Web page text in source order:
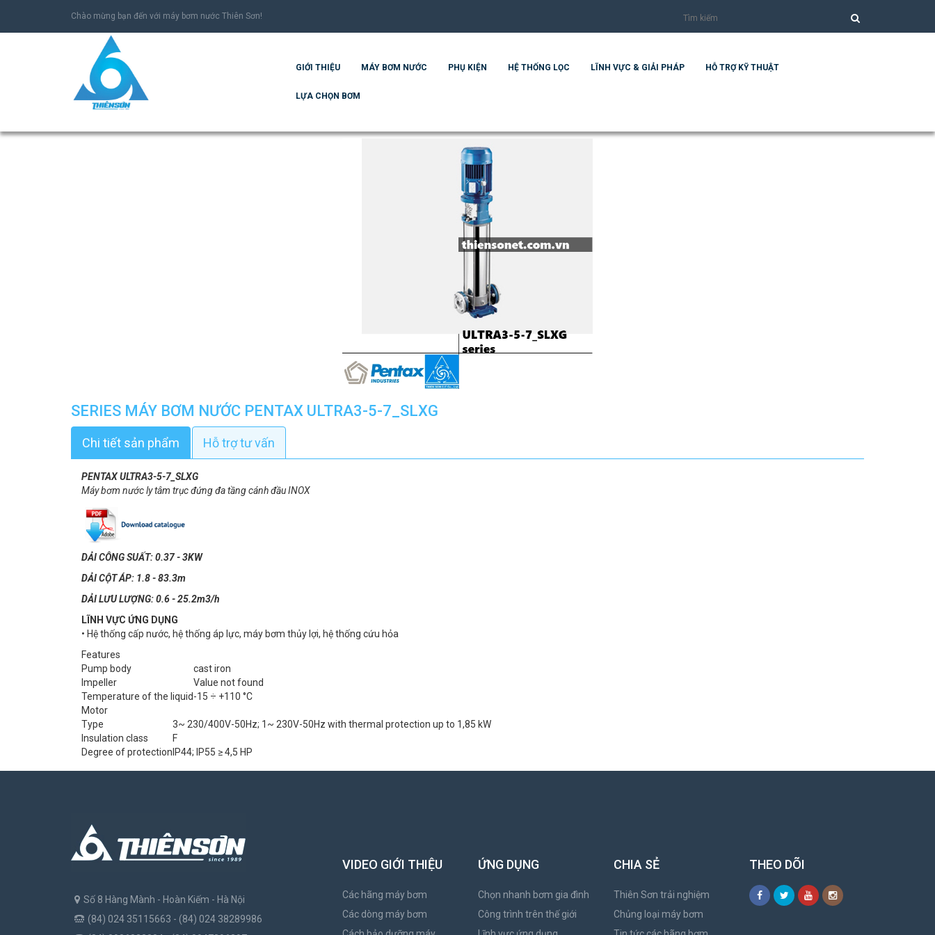
Chào mừng bạn đến với máy bơm nước Thiên Sơn!
GIỚI THIỆU MÁY BƠM NƯỚC PHỤ KIỆN HỆ THỐNG LỌC LĨNH VỰC & GIẢI PHÁP HỖ TRỢ KỸ THUẬT
LỰA CHỌN BƠM
SERIES MÁY BƠM NƯỚC PENTAX ULTRA3-5-7_SLXG
Chi tiết sản phẩm Hỗ trợ tư vấn
PENTAX ULTRA3-5-7_SLXG​
Máy bơm nước ly tâm trục đứng đa tầng cánh đầu INOX
DẢI CÔNG SUẤT: 0.37 - 3KW
DẢI CỘT ÁP: 1.8 - 83.3m
DẢI LƯU LƯỢNG: 0.6 - 25.2m3/h
LĨNH VỰC ỨNG DỤNG
• Hệ thống cấp nước, hệ thống áp lực, máy bơm thủy lợi, hệ thống cứu hỏa
Features
Pump body
cast iron
Impeller
Value not found
Temperature of the liquid-15 ÷ +110 °C
Motor
Type
3~ 230/400V-50Hz; 1~ 230V-50Hz with thermal protection up to 1,85 kW
Insulation class
F
Degree of protection IP44; IP55 ≥ 4,5 HP
Số 8 Hàng Mành - Hoàn Kiếm - Hà Nội
(84) 024 35115663 - (84) 024 38289986
VIDEO GIỚI THIỆU
Các hãng máy bơm
Các dòng máy bơm
ỨNG DỤNG
Chọn nhanh bơm gia đình
Công trình trên thế giới
CHIA SẺ
Thiên Sơn trải nghiệm
Chủng loại máy bơm
THEO DÕI